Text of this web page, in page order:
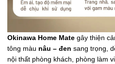
Okinawa Home Mate gây thiện
tông màu nâu – đen sang trọng,
nội thất phòng khách, phòng làm